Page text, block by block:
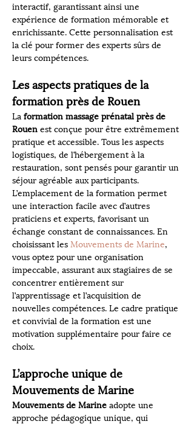
interactif, garantissant ainsi une
expérience de formation mémorable et
enrichissante. Cette personnalisation est
la clé pour former des experts sûrs de
leurs compétences.
Les aspects pratiques de la
formation près de Rouen
La formation massage prénatal près de
Rouen est conçue pour être extrêmement
pratique et accessible. Tous les aspects
logistiques, de l’hébergement à la
restauration, sont pensés pour garantir un
séjour agréable aux participants.
L’emplacement de la formation permet
une interaction facile avec d’autres
praticiens et experts, favorisant un
échange constant de connaissances. En
choisissant les Mouvements de Marine,
vous optez pour une organisation
impeccable, assurant aux stagiaires de se
concentrer entièrement sur
l’apprentissage et l’acquisition de
nouvelles compétences. Le cadre pratique
et convivial de la formation est une
motivation supplémentaire pour faire ce
choix.
L’approche unique de
Mouvements de Marine
Mouvements de Marine adopte une
approche pédagogique unique, qui